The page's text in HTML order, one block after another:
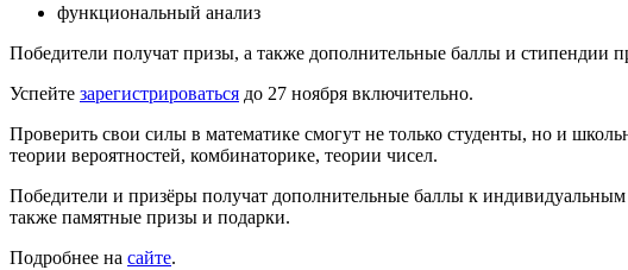
функциональный анализ
Победители получат призы, а также дополнительные баллы и
Успейте зарегистрироваться до 27 ноября включительно.
Проверить свои силы в математике смогут не только студенты, но и
теории вероятностей, комбинаторике, теории чисел.
Победители и призёры получат дополнительные баллы к
также памятные призы и подарки.
Подробнее на сайте.